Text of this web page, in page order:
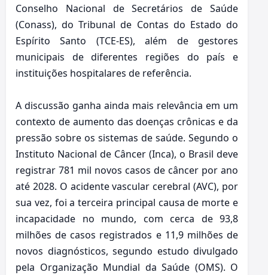
Conselho Nacional de Secretários de Saúde
(Conass), do Tribunal de Contas do Estado do
Espírito Santo (TCE-ES), além de gestores
municipais de diferentes regiões do país e
instituições hospitalares de referência.
A discussão ganha ainda mais relevância em um
contexto de aumento das doenças crônicas e da
pressão sobre os sistemas de saúde. Segundo o
Instituto Nacional de Câncer (Inca), o Brasil deve
registrar 781 mil novos casos de câncer por ano
até 2028. O acidente vascular cerebral (AVC), por
sua vez, foi a terceira principal causa de morte e
incapacidade no mundo, com cerca de 93,8
milhões de casos registrados e 11,9 milhões de
novos diagnósticos, segundo estudo divulgado
pela Organização Mundial da Saúde (OMS). O